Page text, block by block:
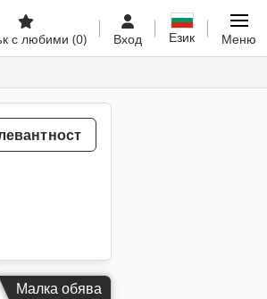
с любими (0) Вход Език Меню
Малка обява